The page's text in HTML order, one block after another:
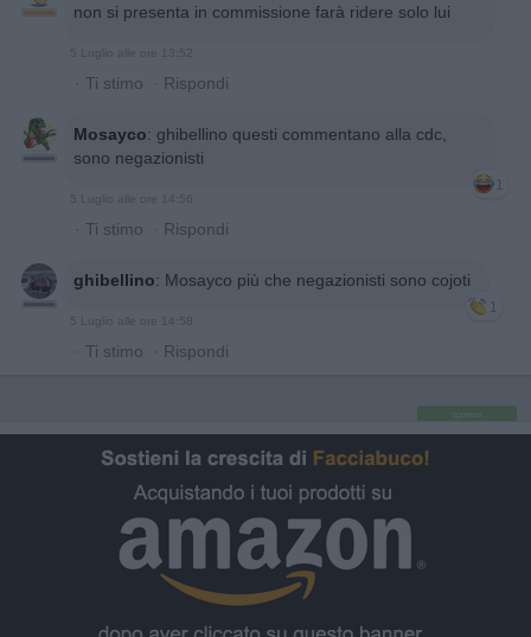
non si presenta in commissione farà ridere solo lui
5 Luglio alle ore 13:52
· Ti stimo · Rispondi
Mosayco: ghibellino questi commentano alla cdc,
sono negazionisti
1
5 Luglio alle ore 14:56
· Ti stimo · Rispondi
ghibellino: Mosayco più che negazionisti sono cojoti
1
5 Luglio alle ore 14:58
· Ti stimo · Rispondi